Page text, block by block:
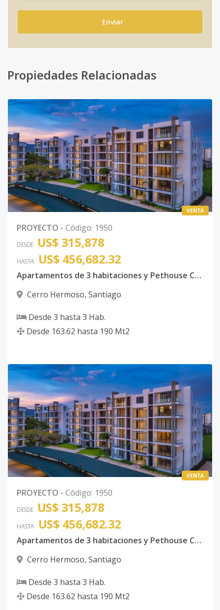
Enviar
Propiedades Relacionadas
VENTA
PROYECTO - Código: 1950
DESDE US$ 315,878
HASTA US$ 456,682.32
Apartamentos de 3 habitaciones y Pethouse Cerro Hermoso Santiago de los Caballeros
Cerro Hermoso, Santiago
Desde 3 hasta 3 Hab.
Desde 163.62 hasta 190 Mt2
VENTA
PROYECTO - Código: 1950
DESDE US$ 315,878
HASTA US$ 456,682.32
Apartamentos de 3 habitaciones y Pethouse Cerro Hermoso Santiago de los Caballeros
Cerro Hermoso, Santiago
Desde 3 hasta 3 Hab.
Desde 163.62 hasta 190 Mt2